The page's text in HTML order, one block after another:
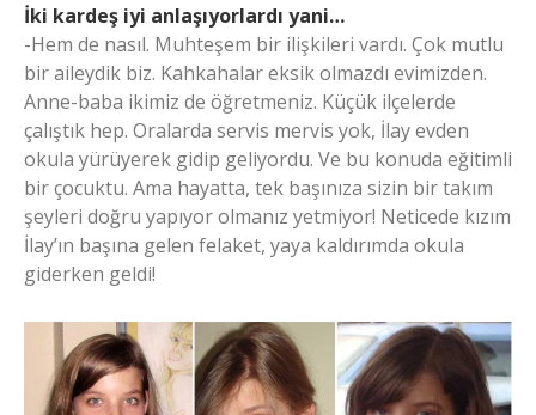
İki kardeş iyi anlaşıyorlardı yani…
-Hem de nasıl. Muhteşem bir ilişkileri vardı. Çok mutlu
bir aileydik biz. Kahkahalar eksik olmazdı evimizden.
Anne-baba ikimiz de öğretmeniz. Küçük ilçelerde
çalıştık hep. Oralarda servis mervis yok, İlay evden
okula yürüyerek gidip geliyordu. Ve bu konuda eğitimli
bir çocuktu. Ama hayatta, tek başınıza sizin bir takım
şeyleri doğru yapıyor olmanız yetmiyor! Neticede kızım
İlay’ın başına gelen felaket, yaya kaldırımda okula
giderken geldi!